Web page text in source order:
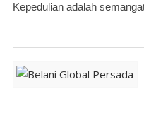
Kepedulian adalah